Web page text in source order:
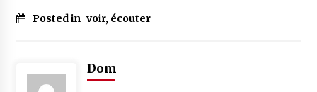
Posted in voir, écouter
Dom